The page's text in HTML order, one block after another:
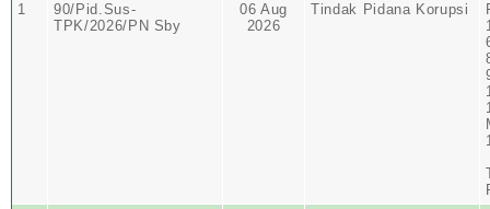
1
90/Pid.Sus-
TPK/2026/PN Sby
06 Aug
2026
Tindak Pidana Korupsi